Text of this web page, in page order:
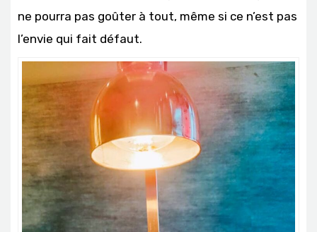
ne pourra pas goûter à tout, même si ce n’est pas
l’envie qui fait défaut.